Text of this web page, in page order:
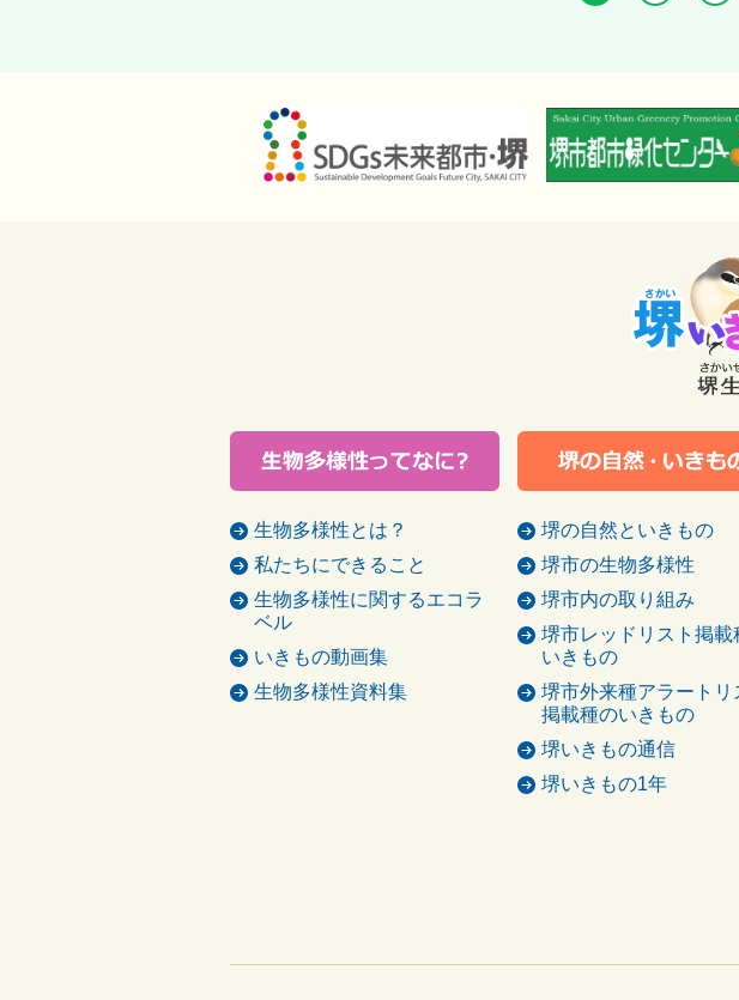
生物多様性とは？
私たちにできること
生物多様性に関するエコラ
ベル
いきもの動画集
生物多様性資料集
堺の自然といきもの
堺市の生物多様性
堺市内の取り組み
堺市レッドリスト掲載
いきもの
堺市外来種アラートリ
掲載種のいきもの
堺いきもの通信
堺いきもの1年